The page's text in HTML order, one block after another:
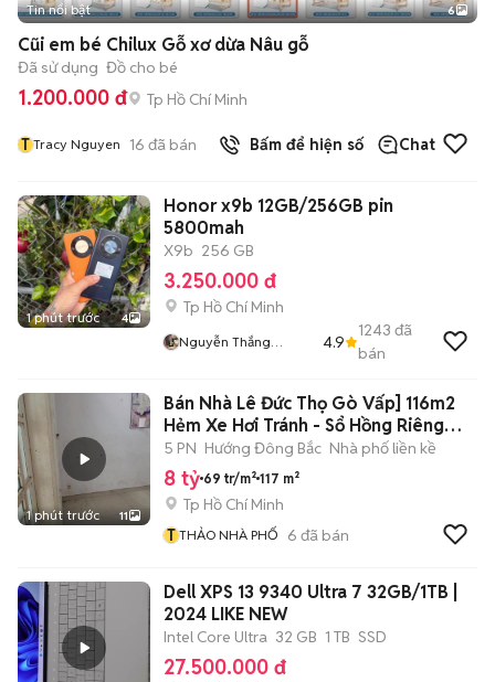
+2
Tin nổi bật 6
Cũi em bé Chilux Gỗ xơ dừa Nâu gỗ
Đã sử dụng Đồ cho bé
1.200.000 đ Tp Hồ Chí Minh
T Tracy Nguyen 16 đã bán Bấm để hiện số Chat
1 phút trước 4
Honor x9b 12GB/256GB pin
5800mah
X9b 256 GB
3.250.000 đ
Tp Hồ Chí Minh
Nguyễn Thắng
4.9
1243 đã
bán
1 phút trước 11
Bán Nhà Lê Đức Thọ Gò Vấp] 116m2
Hẻm Xe Hơi Tránh - Sổ Hồng Riêng
8TY
5 PN Hướng Đông Bắc Nhà phố liền kề
8 tỷ 69 tr/m² 117 m²
Tp Hồ Chí Minh
T THẢO NHÀ PHỐ 6 đã bán
Dell XPS 13 9340 Ultra 7 32GB/1TB |
2024 LIKE NEW
Intel Core Ultra 32 GB 1 TB SSD
27.500.000 đ